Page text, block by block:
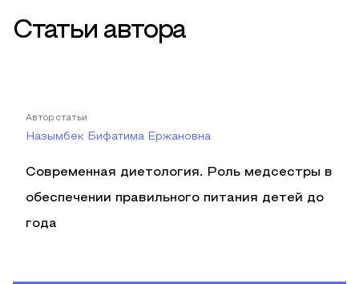
Статьи автора
Автор статьи
Назымбек Бифатима Ержановна
Современная диетология. Роль медсестры в
обеспечении правильного питания детей до
года